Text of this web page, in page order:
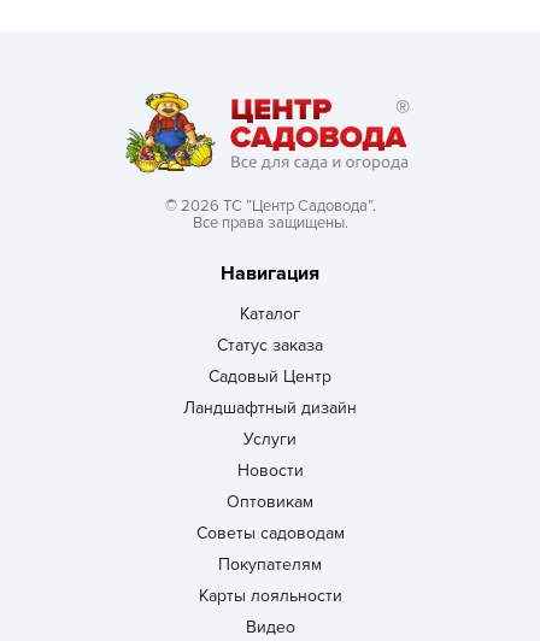
© 2026 ТС “Центр Садовода”.
Все права защищены.
Навигация
Каталог
Статус заказа
Садовый Центр
Ландшафтный дизайн
Услуги
Новости
Оптовикам
Советы садоводам
Покупателям
Карты лояльности
Видео